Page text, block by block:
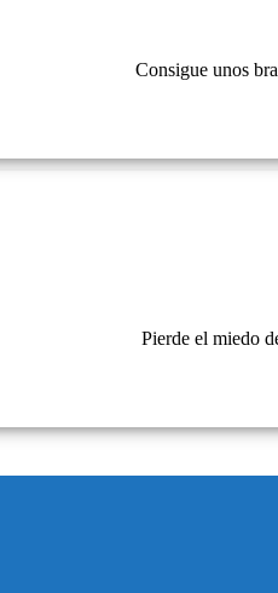
Consigue unos
Pierde el miedo